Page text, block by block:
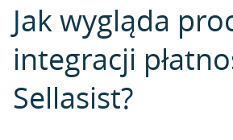
Jak wygląda
integracji
Sellasist?